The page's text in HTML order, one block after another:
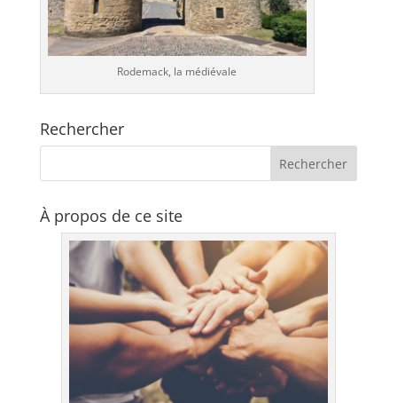
Rodemack, la médiévale
Rechercher
À propos de ce site